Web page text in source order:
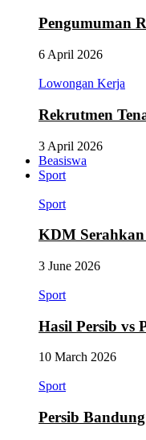
Pengumuman
6 April 2026
Lowongan Kerja
Rekrutmen
3 April 2026
Beasiswa
Sport
Sport
KDM
3 June 2026
Sport
Hasil Persib vs
10 March 2026
Sport
Persib